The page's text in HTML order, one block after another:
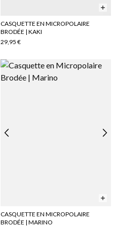
CASQUETTE EN MICROPOLAIRE
BRODÉE | KAKI
29,95 €
CASQUETTE EN MICROPOLAIRE
BRODÉE | MARINO